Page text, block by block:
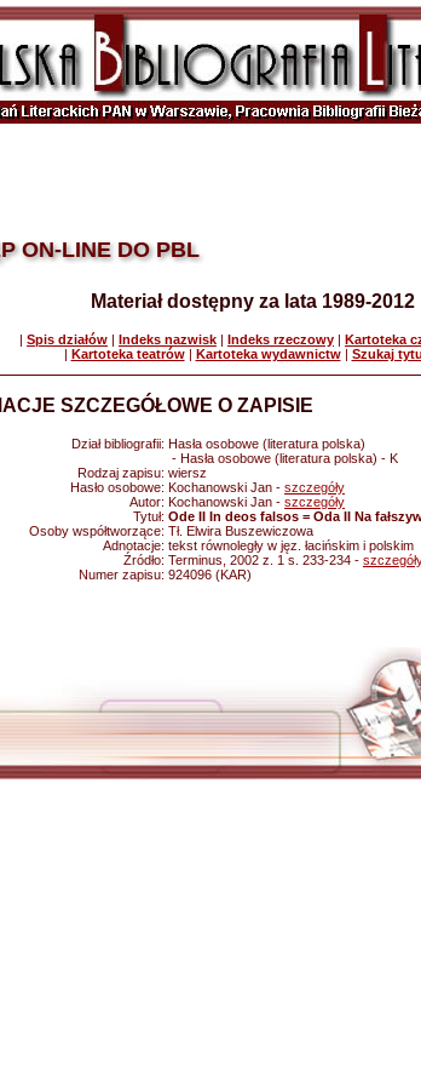
ON-LINE DO PBL
Materiał dostępny za lata 1989-2012
| Spis działów | Indeks nazwisk | Indeks rzeczowy | Kartoteka
| Kartoteka teatrów| Kartoteka wydawnictw| Szukaj
SZCZEGÓŁOWE O ZAPISIE
Dział bibliografii: Hasła osobowe (literatura polska)
- Hasła osobowe (literatura polska) - K
Rodzaj zapisu: wiersz
Hasło osobowe: Kochanowski Jan - szczegóły
Autor: Kochanowski Jan - szczegóły
Tytuł: Ode II In deos falsos = Oda II Na
Osoby współtworzące: Tł. Elwira Buszewiczowa
Adnotacje: tekst równoległy w jęz. łacińskim i polskim
Źródło: Terminus, 2002 z. 1 s. 233-234 -
Numer zapisu: 924096 (KAR)